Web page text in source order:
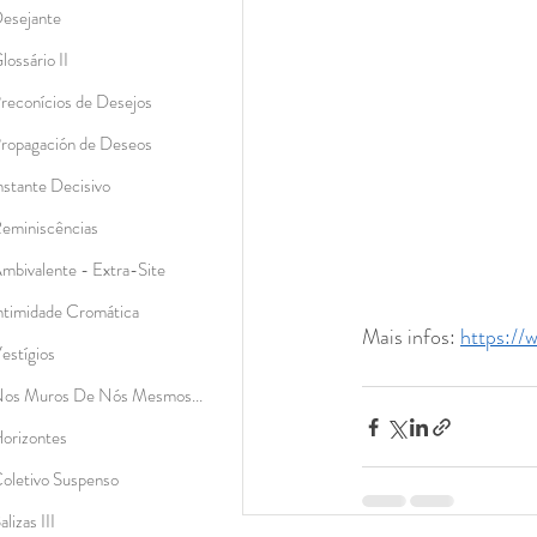
Mais infos: https://
II
de Desejos
de Deseos
Decisivo
- Extra-Site
Cromática
Muros De Nós Mesmos...
Suspenso
III